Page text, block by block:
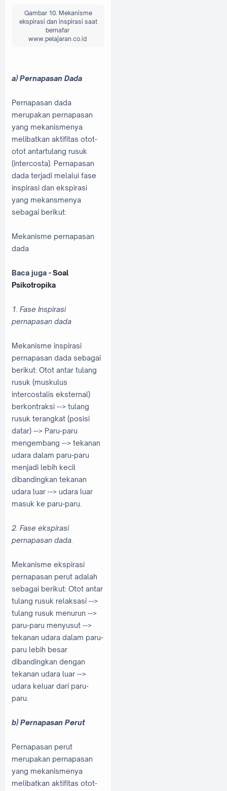
Gambar 10. Mekanisme
ekspirasi dan inspirasi saat
bernafar
www.pelajaran.co.id
a) Pernapasan Dada
Pernapasan dada
merupakan pernapasan
yang mekanismenya
melibatkan aktifitas otot-
otot antartulang rusuk
(intercosta). Pernapasan
dada terjadi melalui fase
inspirasi dan ekspirasi
yang mekansmenya
sebagai berikut:
Mekanisme pernapasan
dada
Baca juga -Soal
Psikotropika
1. Fase Inspirasi
pernapasan dada
Mekanisme inspirasi
pernapasan dada sebagai
berikut: Otot antar tulang
rusuk (muskulus
intercostalis eksternal)
berkontraksi --> tulang
rusuk terangkat (posisi
datar) --> Paru-paru
mengembang --> tekanan
udara dalam paru-paru
menjadi lebih kecil
dibandingkan tekanan
udara luar --> udara luar
masuk ke paru-paru.
2. Fase ekspirasi
pernapasan dada.
Mekanisme ekspirasi
pernapasan perut adalah
sebagai berikut: Otot antar
tulang rusuk relaksasi -->
tulang rusuk menurun -->
paru-paru menyusut -->
tekanan udara dalam paru-
paru lebih besar
dibandingkan dengan
tekanan udara luar -->
udara keluar dari paru-
paru.
b) Pernapasan Perut
Pernapasan perut
merupakan pernapasan
yang mekanismenya
melibatkan aktifitas otot-